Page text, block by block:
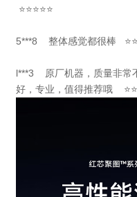
⭐⭐⭐⭐⭐
5***8 整体感觉都很棒
l***3 原厂机器，质量非常
好，专业，值得推荐哦